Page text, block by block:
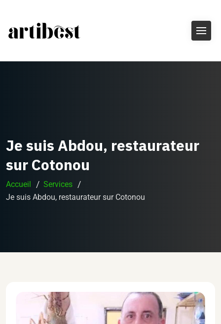
Je suis Abdou, restaurateur
sur Cotonou
Accueil
Services
Je suis Abdou, restaurateur sur Cotonou